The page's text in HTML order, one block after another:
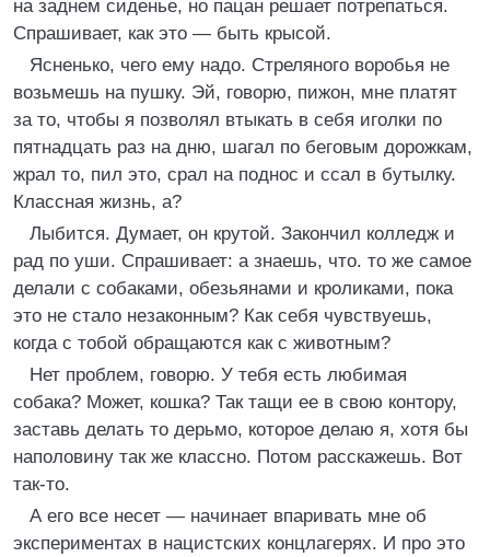
на заднем сиденье, но пацан решает потрепаться.
Спрашивает, как это — быть крысой.
Ясненько, чего ему надо. Стреляного воробья не
возьмешь на пушку. Эй, говорю, пижон, мне платят
за то, чтобы я позволял втыкать в себя иголки по
пятнадцать раз на дню, шагал по беговым дорожкам,
жрал то, пил это, срал на поднос и ссал в бутылку.
Классная жизнь, а?
Лыбится. Думает, он крутой. Закончил колледж и
рад по уши. Спрашивает: а знаешь, что. то же самое
делали с собаками, обезьянами и кроликами, пока
это не стало незаконным? Как себя чувствуешь,
когда с тобой обращаются как с животным?
Нет проблем, говорю. У тебя есть любимая
собака? Может, кошка? Так тащи ее в свою контору,
заставь делать то дерьмо, которое делаю я, хотя бы
наполовину так же классно. Потом расскажешь. Вот
так-то.
А его все несет — начинает впаривать мне об
экспериментах в нацистских концлагерях. И про это